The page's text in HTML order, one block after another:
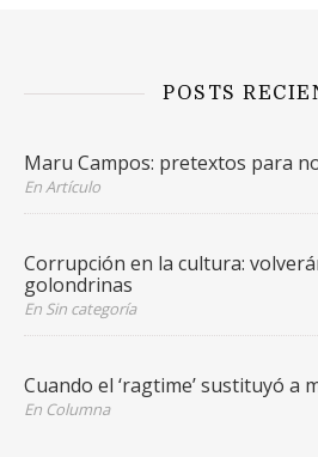
POSTS
Maru Campos: pretextos para
En Artículo
Corrupción en la cultura:
golondrinas
En Sin categoría
Cuando el ‘ragtime’ sustituyó
En Columna